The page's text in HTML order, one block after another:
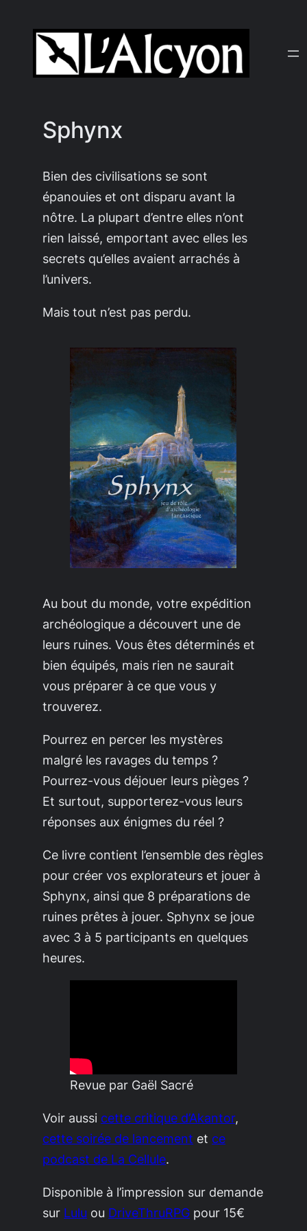
contenu
Sphynx
Bien des civilisations se sont
épanouies et ont disparu avant la
nôtre. La plupart d’entre elles n’ont
rien laissé, emportant avec elles les
secrets qu’elles avaient arrachés à
l’univers.
Mais tout n’est pas perdu.
Au bout du monde, votre expédition
archéologique a découvert une de
leurs ruines. Vous êtes déterminés et
bien équipés, mais rien ne saurait
vous préparer à ce que vous y
trouverez.
Pourrez en percer les mystères
malgré les ravages du temps ?
Pourrez-vous déjouer leurs pièges ?
Et surtout, supporterez-vous leurs
réponses aux énigmes du réel ?
Ce livre contient l’ensemble des règles
pour créer vos explorateurs et jouer à
Sphynx, ainsi que 8 préparations de
ruines prêtes à jouer. Sphynx se joue
avec 3 à 5 participants en quelques
heures.
Revue par Gaël Sacré
Voir aussi cette critique d’Akantor,
cette soirée de lancement et ce
podcast de La Cellule.
Disponible à l’impression sur demande
sur Lulu ou DriveThruRPG pour 15€